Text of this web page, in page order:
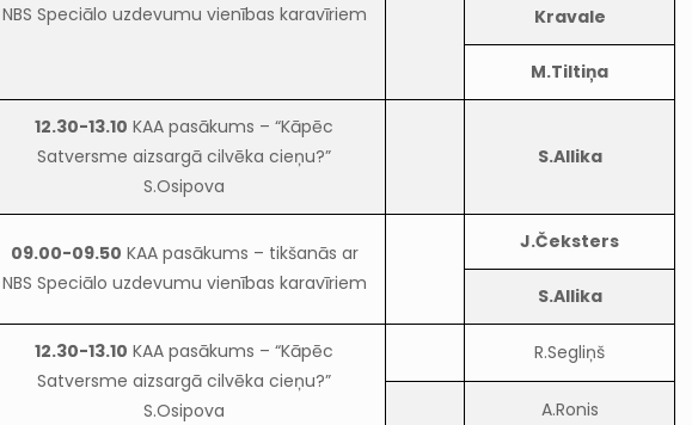
NBS Speciālo uzdevumu vienības karavīriem
Kravale
M.Tiltiņa
12.30-13.10 KAA pasākums – “Kāpēc
Satversme aizsargā cilvēka cieņu?”
S.Osipova
S.Allika
09.00-09.50 KAA pasākums – tikšanās ar
NBS Speciālo uzdevumu vienības karavīriem
J.Čeksters
S.Allika
12.30-13.10 KAA pasākums – “Kāpēc
Satversme aizsargā cilvēka cieņu?”
S.Osipova
R.Segliņš
A.Ronis